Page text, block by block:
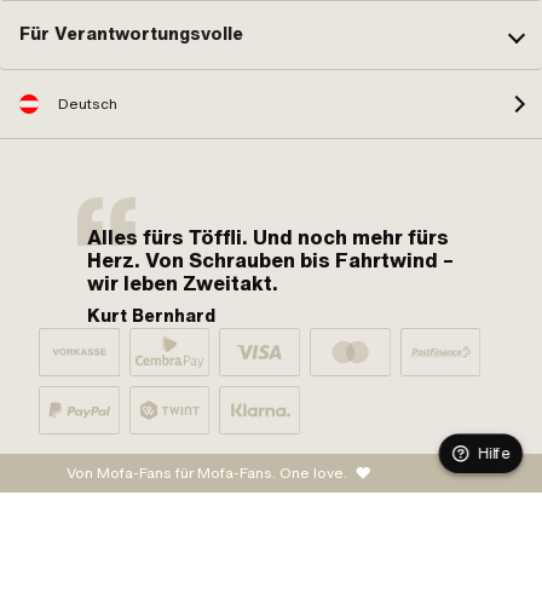
Für Verantwortungsvolle
Deutsch
Alles fürs Töffli. Und noch mehr fürs
Herz. Von Schrauben bis Fahrtwind –
wir leben Zweitakt.
Kurt Bernhard
Von Mofa-Fans für Mofa-Fans. One love.
Hilfe